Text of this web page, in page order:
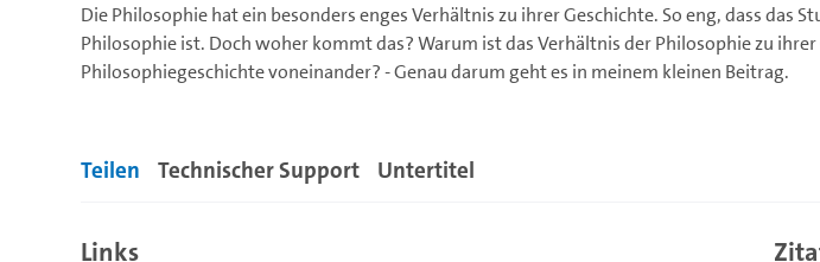
Die Philosophie hat ein besonders enges Verhältnis zu ihrer Geschichte. So eng, dass
Philosophie ist. Doch woher kommt das? Warum ist das Verhältnis der Philosophie zu
Philosophiegeschichte voneinander? - Genau darum geht es in meinem kleinen Beitrag.
Teilen Technischer Support Untertitel
Links